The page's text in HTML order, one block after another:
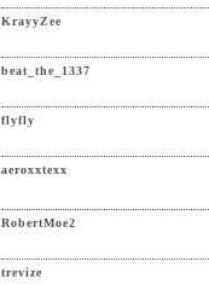
KrayyZee
beat_the_1337
flyfly
aeroxxtexx
RobertMoe2
trevize